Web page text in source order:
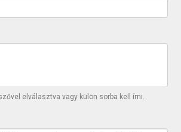
elválasztva vagy külön sorba kell írni.